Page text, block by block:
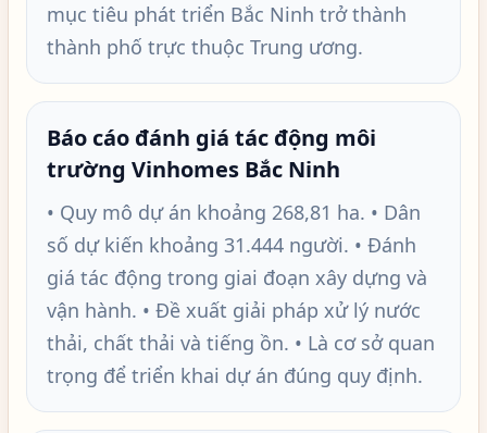
mục tiêu phát triển Bắc Ninh trở thành
thành phố trực thuộc Trung ương.
Báo cáo đánh giá tác động môi
trường Vinhomes Bắc Ninh
• Quy mô dự án khoảng 268,81 ha. • Dân
số dự kiến khoảng 31.444 người. • Đánh
giá tác động trong giai đoạn xây dựng và
vận hành. • Đề xuất giải pháp xử lý nước
thải, chất thải và tiếng ồn. • Là cơ sở quan
trọng để triển khai dự án đúng quy định.